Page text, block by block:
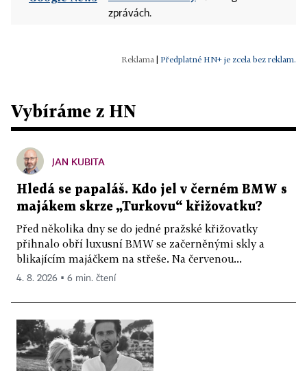
zprávách.
Předplatné HN+ je zcela bez reklam.
Vybíráme z HN
JAN KUBITA
Hledá se papaláš. Kdo jel v černém BMW s
majákem skrze „Turkovu“ křižovatku?
Před několika dny se do jedné pražské křižovatky
přihnalo obří luxusní BMW se začerněnými skly a
blikajícím majáčkem na střeše. Na červenou...
4. 8. 2026 ▪ 6 min. čtení